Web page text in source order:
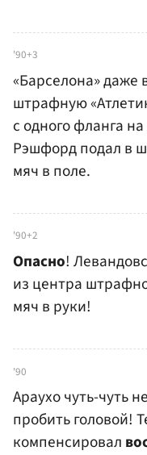
'90+3
«Барселона» даже
штрафную
с одного фланга
Рэшфорд подал в
мяч в поле.
'90+2
Опасно!
из центра
мяч в руки!
'90
Араухо чуть-чуть
пробить головой!
компенсировал